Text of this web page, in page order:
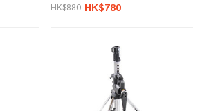
HK$880 HK$780